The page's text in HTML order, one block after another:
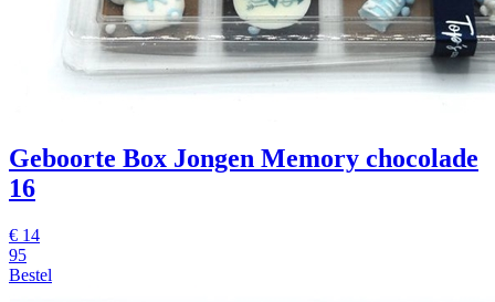
Geboorte Box Jongen Memory chocolade
16
€ 14
95
Bestel